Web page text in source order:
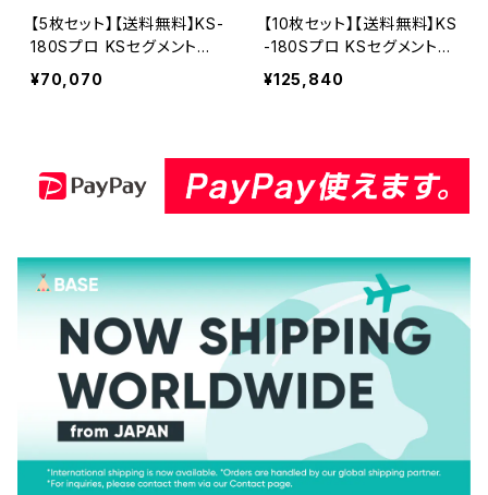
【5枚セット】【送料無料】KS-
180Sプロ KSセグメントプ
ロ7インチ 180mm みかげ
石・硬質コンクリートなどの
¥70,070
【10枚セット】【送料無料】KS
-180Sプロ KSセグメントプ
ロ7インチ 180mm みかげ
石・硬質コンクリートなどの
80spro-10)
¥125,840